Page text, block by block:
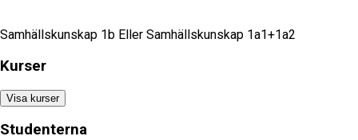
Samhällskunskap 1b Eller Samhällskunskap 1a1+1a2
Kurser
Visa kurser
Studenterna